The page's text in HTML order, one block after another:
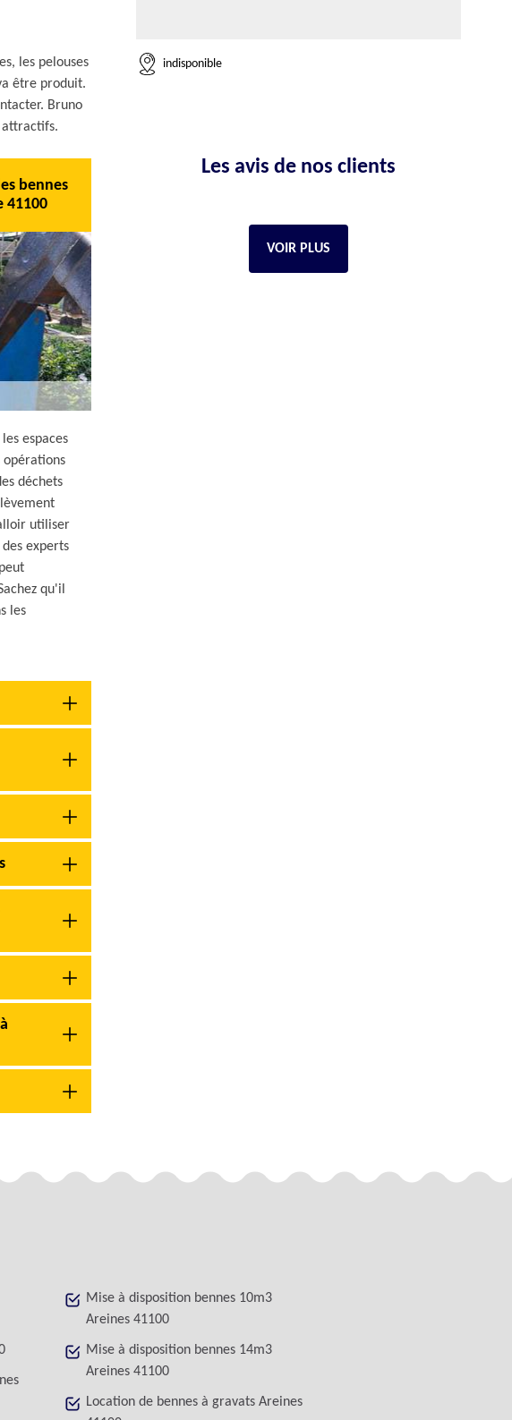
les pelouses
être produit.
Bruno
attractifs.
bennes
41100
espaces
déchets
utiliser
experts
qu'il
les
indisponible
Les avis de nos clients
VOIR PLUS
Mise à disposition bennes 10m3
Areines 41100
Mise à disposition bennes 14m3
Areines 41100
Location de bennes à gravats Areines